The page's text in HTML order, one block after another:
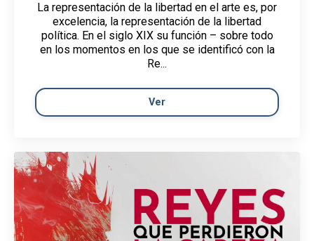
La representación de la libertad en el arte es, por
excelencia, la representación de la libertad
política. En el siglo XIX su función – sobre todo
en los momentos en los que se identificó con la
Re...
Ver